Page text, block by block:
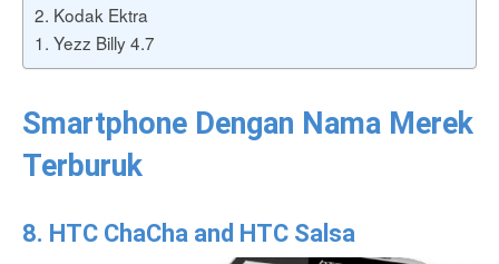
2. Kodak Ektra
1. Yezz Billy 4.7
Smartphone Dengan Nama Merek
Terburuk
8. HTC ChaCha and HTC Salsa